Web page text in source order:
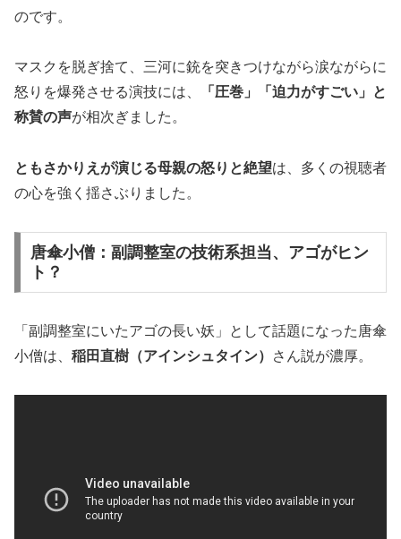
のです。
マスクを脱ぎ捨て、三河に銃を突きつけながら涙ながらに
怒りを爆発させる演技には、
「圧巻」「迫力がすごい」と
称賛の声が相次ぎました。
ともさかりえが演じる母親の怒りと絶望は、多くの視聴者
の心を強く揺さぶりました。
唐傘小僧：副調整室の技術系担当、アゴがヒン
ト？
「副調整室にいたアゴの長い妖」として話題になった唐傘
小僧は、 稲田直樹（アインシュタイン） さん説が濃厚。